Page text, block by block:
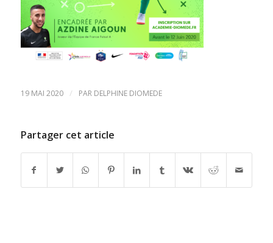
19 MAI 2020 / PAR DELPHINE DIOMEDE
Partager cet article